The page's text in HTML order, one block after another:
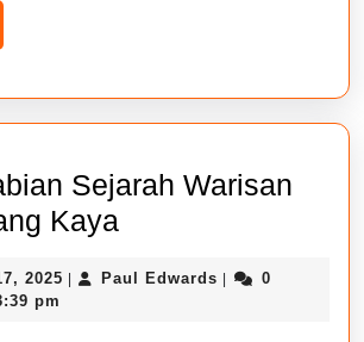
Sejarah Warisan
Kaya
Sejarah
2025 September
Paul Edwards Paul 0
pm